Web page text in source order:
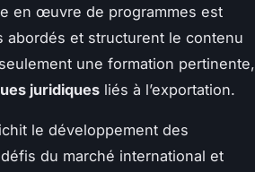
en œuvre de programmes est
abordés et structurent le contenu
une formation pertinente,
juridiques liés à l’exportation.
le développement des
du marché international et